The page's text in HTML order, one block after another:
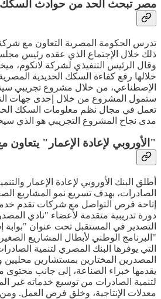
مصر تبحث الحد من حوادث السكك
تدرس الحكومة المصرية التعاون مع
ذلك خلال الإجتماع الذي عقده رئيس
وقال الرئيس التنفيذي لشركة لانكوم،
خلالها رفع كفاءة السكك الحديدية
الإصطناعي، من خلال مشروع تجريبي
ستمول المشروع من خلال إحدى جهات
تعمل في مجال نظم معلومات السكك
مدى نجاح المشروع التجريبي هو الذي
"الأوروبي لإعادة الإعمار"
أطلق البنك الأوروبي لإعادة الإعمار
الصادرات، بهدف تسريع نمو المشاريع
إتاحة فرص التواصل مع شركات تقدم
دورة تدريبية متقدمة لأعضاء "نادي
التصدير في المستقبل تحت عنوان
"البرنامج الوطني لأبطال المشاريع
التي يوفرها البنك المصري لتنمية
المصدرين المختارين بمستشارين محليين
يقدمها خبراء الصناعة، إلى جانب
لتنمية الصادرات من توسيع خدماته غير
معدلات الإنتاجية، وخلق فرص العمل. ومن